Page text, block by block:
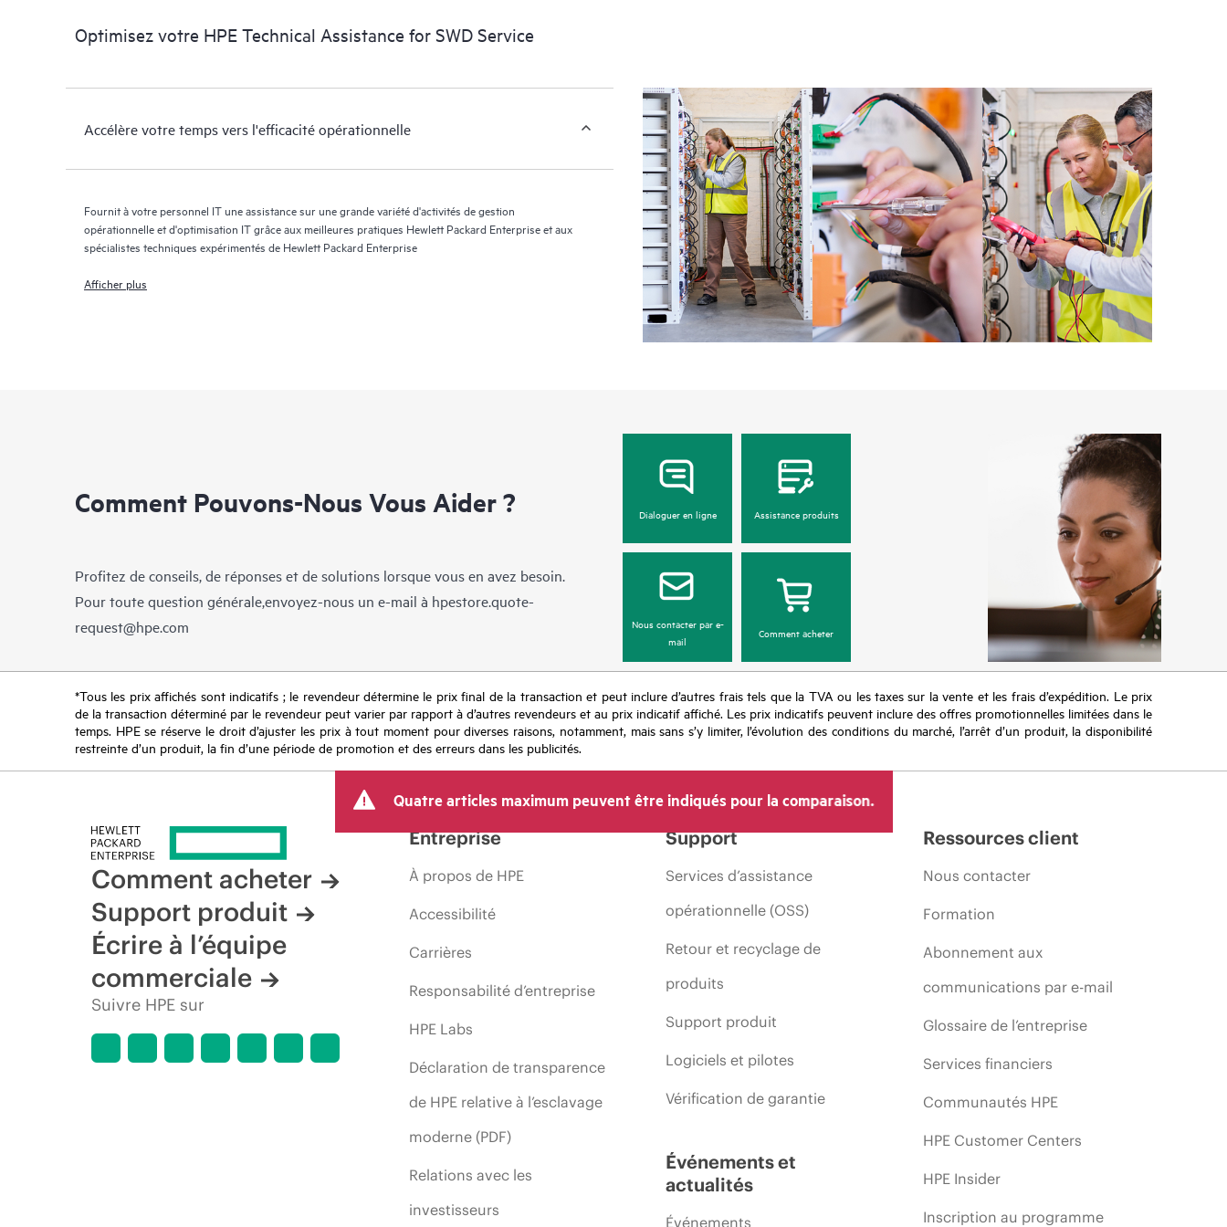
Optimisez votre HPE Technical Assistance for SWD Service
Accélère votre temps vers l'efficacité opérationnelle
Fournit à votre personnel IT une assistance sur une grande variété d'activités de gestion
opérationnelle et d'optimisation IT grâce aux meilleures pratiques Hewlett Packard Enterprise et aux
spécialistes techniques expérimentés de Hewlett Packard Enterprise
Afficher plus
Comment Pouvons-Nous Vous Aider ?
Profitez de conseils, de réponses et de solutions lorsque vous en avez besoin.
Pour toute question générale,envoyez-nous un e-mail à hpestore.quote-
request@hpe.com
Dialoguer en ligne Assistance produits
Nous contacter par e-
mail
Comment acheter
*Tous les prix affichés sont indicatifs ; le revendeur détermine le prix final de la transaction et peut inclure d’autres frais tels que la TVA ou les taxes sur la vente et les frais d’expédition. Le prix
de la transaction déterminé par le revendeur peut varier par rapport à d’autres revendeurs et au prix indicatif affiché. Les prix indicatifs peuvent inclure des offres promotionnelles limitées dans le
temps. HPE se réserve le droit d’ajuster les prix à tout moment pour diverses raisons, notamment, mais sans s’y limiter, l’évolution des conditions du marché, l’arrêt d’un produit, la disponibilité
restreinte d’un produit, la fin d’une période de promotion et des erreurs dans les publicités.
Quatre articles maximum peuvent être indiqués pour la comparaison.
Comment acheter
Support produit
Écrire à l’équipe
commerciale
Suivre HPE sur
Entreprise
À propos de HPE
Accessibilité
Carrières
Responsabilité d’entreprise
HPE Labs
Déclaration de transparence
de HPE relative à l’esclavage
moderne (PDF)
Relations avec les
investisseurs
Support
Services d’assistance
opérationnelle (OSS)
Retour et recyclage de
produits
Support produit
Logiciels et pilotes
Vérification de garantie
Événements et
actualités
Événements
Ressources client
Nous contacter
Formation
Abonnement aux
communications par e-mail
Glossaire de l’entreprise
Services financiers
Communautés HPE
HPE Customer Centers
HPE Insider
Inscription au programme